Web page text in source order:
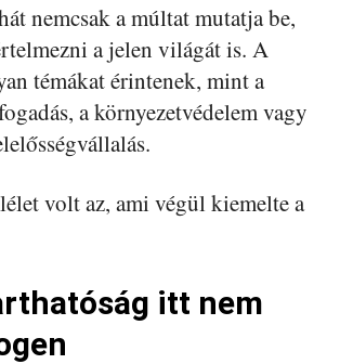
nemcsak a múltat mutatja be,
a jelen világát is. A
témákat érintenek, mint a
a környezetvédelem vagy
volt az, ami végül kiemelte a
itt nem